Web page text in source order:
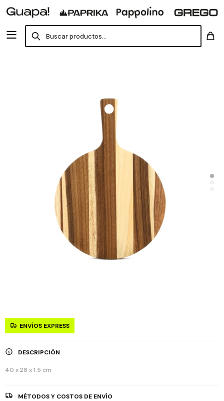
ENVÍOS EXPRESS
DESCRIPCIÓN
40 x 28 x 1.5 cm
MÉTODOS Y COSTOS DE ENVÍO